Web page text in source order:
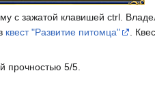
с зажатой клавишей ctrl.
квест "Развитие питомца" .
прочностью 5/5.